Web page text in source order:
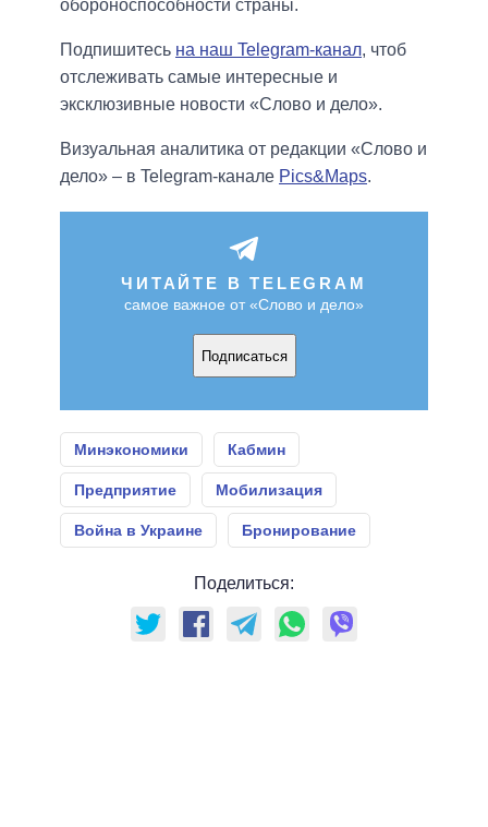
обороноспособности страны.
Подпишитесь на наш Telegram-канал, чтоб
отслеживать самые интересные и
эксклюзивные новости «Слово и дело».
Визуальная аналитика от редакции «Слово и
дело» – в Telegram-канале Pics&Maps.
ЧИТАЙТЕ В TELEGRAM
самое важное от «Слово и дело»
Подписаться
Минэкономики Кабмин
Предприятие Мобилизация
Война в Украине Бронирование
Поделиться: